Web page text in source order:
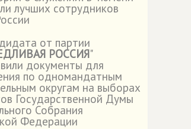
лучших сотрудников
от партии
РОССИЯ"
документы для
по одномандатным
округам на выборах
Государственной Думы
Собрания
Федерации